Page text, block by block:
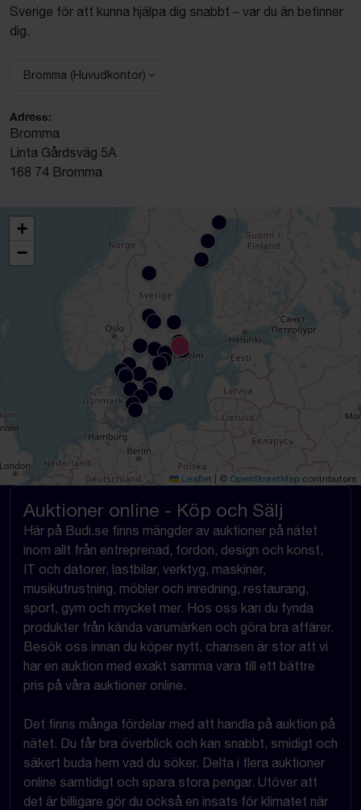
Sverige för att kunna hjälpa dig snabbt – var du än befinner
dig.
Välj anläggning:
Bromma (Huvudkontor)
Adress:
Bromma
Linta Gårdsväg 5A
168 74 Bromma
+
−
Leaflet | © OpenStreetMap contributors
Auktioner online - Köp och Sälj
Här på Budi.se finns mängder av auktioner på nätet
inom allt från entreprenad, fordon, design och konst,
IT och datorer, lastbilar, verktyg, maskiner,
musikutrustning, möbler och inredning, restaurang,
sport, gym och mycket mer. Hos oss kan du fynda
produkter från kända varumärken och göra bra affärer.
Besök oss innan du köper nytt, chansen är stor att vi
har en auktion med exakt samma vara till ett bättre
pris på våra auktioner online.
Det finns många fördelar med att handla på auktion på
nätet. Du får bra överblick och kan snabbt, smidigt och
säkert buda hem vad du söker. Delta i flera auktioner
online samtidigt och spara stora pengar. Utöver att
det är billigare gör du också en insats för klimatet när